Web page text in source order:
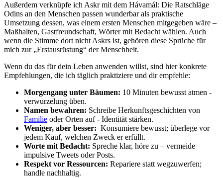
Außerdem ⁢verknüpfe ich Askr mit dem Hávamál: Die Ratschläge
Odins ‍an den Menschen ​passen wunderbar⁣ als praktische
Umsetzung dessen, ⁤was einem⁤ ersten Menschen mitgegeben wäre – ​
Maßhalten,​ Gastfreundschaft, Wörter ‍mit Bedacht wählen. Auch
wenn die Stimme‌ dort nicht Askrs ​ist, ⁣gehören diese Sprüche für⁤
mich zur „Erstausrüstung“ der Menschheit.
Wenn du das ⁢für dein Leben anwenden willst, sind hier konkrete
Empfehlungen, die ich ​täglich praktiziere ‌und ‌dir empfehle:
Morgengang unter Bäumen: 10 Minuten​ bewusst‌ atmen ‍-
verwurzelung üben.
Namen bewahren: ‌Schreibe ⁤Herkunftsgeschichten⁢ von
Familie oder⁤ Orten auf -⁣ Identität stärken.
Weniger, ‍aber besser: ⁢ Konsumiere bewusst; überlege vor
jedem Kauf, welchen ⁣Zweck er⁢ erfüllt.
Worte mit Bedacht: Spreche⁢ klar, höre zu – vermeide
⁢impulsive ‍Tweets oder Posts.
Respekt vor Ressourcen: Repariere statt wegzuwerfen; ​
handle nachhaltig.